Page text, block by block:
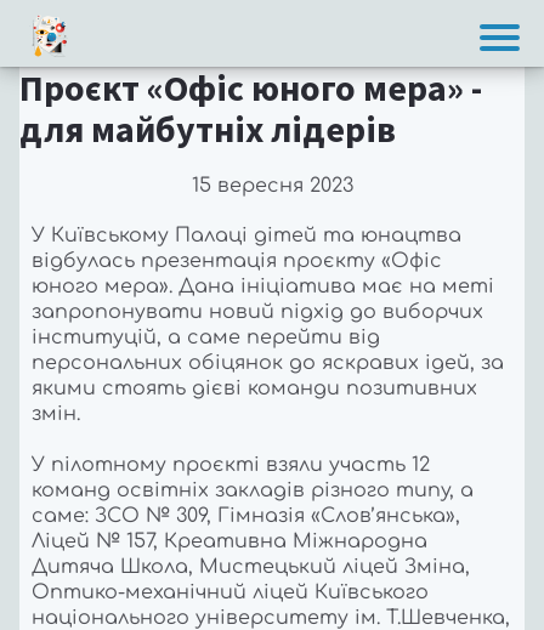
Проєкт «Офіс юного мера» -
для майбутніх лідерів
15 вересня 2023
У Київському Палаці дітей та юнацтва
відбулась презентація проєкту «Офіс
юного мера». Дана ініціатива має на меті
запропонувати новий підхід до виборчих
інституцій, а саме перейти від
персональних обіцянок до яскравих ідей, за
якими стоять дієві команди позитивних
змін.
У пілотному проєкті взяли участь 12
команд освітніх закладів різного типу, а
саме: ЗСО № 309, Гімназія «Слов’янська»,
Ліцей № 157, Креативна Міжнародна
Дитяча Школа, Мистецький ліцей Зміна,
Оптико-механічний ліцей Київського
національного університету ім. Т.Шевченка,